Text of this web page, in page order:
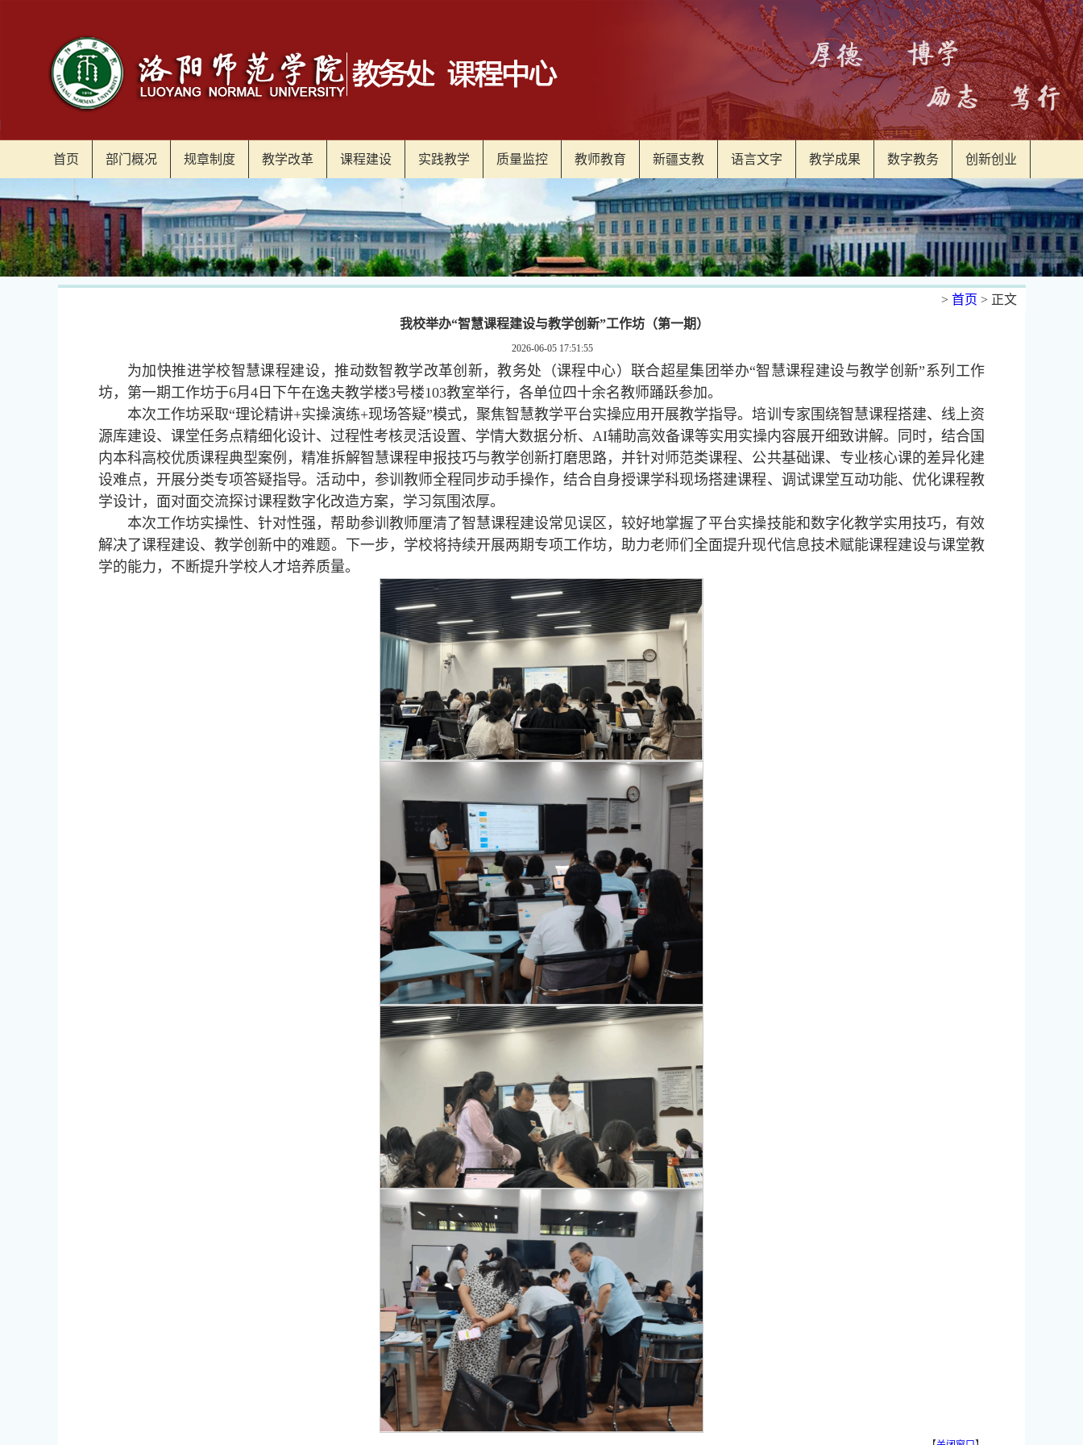
首页 部门概况 规章制度 教学改革 课程建设 实践教学 质量监控 教师教育 新疆支教 语言文字 教学成果 数字教务 创新创业
> 首页 > 正文
我校举办“智慧课程建设与教学创新”工作坊（第一期）
2026-06-05 17:51:55
为加快推进学校智慧课程建设，推动数智教学改革创新，教务处（课程中心）联合超星集团举办“智慧课程建设与教学创新”系列工作
坊，第一期工作坊于6月4日下午在逸夫教学楼3号楼103教室举行，各单位四十余名教师踊跃参加。
本次工作坊采取“理论精讲+实操演练+现场答疑”模式，聚焦智慧教学平台实操应用开展教学指导。培训专家围绕智慧课程搭建、线上资
源库建设、课堂任务点精细化设计、过程性考核灵活设置、学情大数据分析、AI辅助高效备课等实用实操内容展开细致讲解。同时，结合国
内本科高校优质课程典型案例，精准拆解智慧课程申报技巧与教学创新打磨思路，并针对师范类课程、公共基础课、专业核心课的差异化建
设难点，开展分类专项答疑指导。活动中，参训教师全程同步动手操作，结合自身授课学科现场搭建课程、调试课堂互动功能、优化课程教
学设计，面对面交流探讨课程数字化改造方案，学习氛围浓厚。
本次工作坊实操性、针对性强，帮助参训教师厘清了智慧课程建设常见误区，较好地掌握了平台实操技能和数字化教学实用技巧，有效
解决了课程建设、教学创新中的难题。下一步，学校将持续开展两期专项工作坊，助力老师们全面提升现代信息技术赋能课程建设与课堂教
学的能力，不断提升学校人才培养质量。